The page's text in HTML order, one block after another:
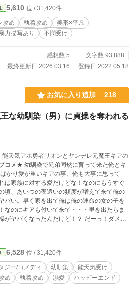
5,610 位 / 31,420件
攻め 執着攻め
美形×平凡
力描写あり 不憫受け
感想数 5
文字数 93,888
最終更新日 2026.03.16
登録日 2022.05.18
お気に入り追加 218
な幼馴染（男）に貞操を奪われる
天気アホ勇者リオンとヤンデレ元魔王キアの
に育って来た俺とキ
かり愛が重いキアの事、俺も大事に思って
は家族に対する愛だけどな！なのにもうすぐ
頃、あいつの夜這いの頻度が増えて来て俺の
バい。早く家を出て俺は俺の運命の女の子を
なのにキアも付いて来て・・・里を出たらま
がヤバくなったんだけど！？ だーっ！ダメだ
なんで俺、気持ち良くなっちゃってんだ
くってキアを闇落ちさせたり、一時的に別離
だけシリアス描写ありますが、全体的にはギ
ディでハピエンです。キア×リオンは固定カプ
せん。 ムーンライトノベルズ、エ
載中
6,528 位 / 31,420件
ジー/コメディ 幼馴染
能天気受け
め 執着攻め 溺愛 ハッピーエンド